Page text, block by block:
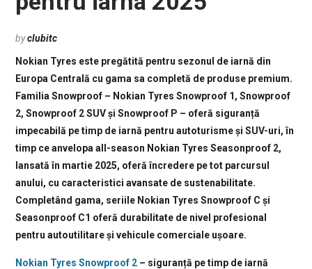
byclubitc
Nokian Tyres este pregătită pentru sezonul de iarnă din
Europa Centrală cu gama sa completă de produse premium.
Familia Snowproof – Nokian Tyres Snowproof 1, Snowproof
2, Snowproof 2 SUV și Snowproof P – oferă siguranță
impecabilă pe timp de iarnă pentru autoturisme și SUV-uri, în
timp ce anvelopa all-season Nokian Tyres Seasonproof 2,
lansată în martie 2025, oferă încredere pe tot parcursul
anului, cu caracteristici avansate de sustenabilitate.
Completând gama, seriile Nokian Tyres Snowproof C și
Seasonproof C1 oferă durabilitate de nivel profesional
pentru autoutilitare și vehicule comerciale ușoare.
Nokian Tyres Snowproof 2 – siguranță pe timp de iarnă